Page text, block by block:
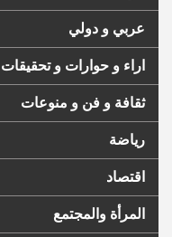
عربي و دولي
اراء و حوارات و تحقيقات
ثقافة و فن و منوعات
رياضة
اقتصاد
المرأة والمجتمع